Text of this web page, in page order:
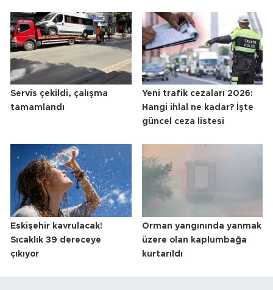
Servis çekildi, çalışma
tamamlandı
Yeni trafik cezaları 2026:
Hangi ihlal ne kadar? İşte
güncel ceza listesi
Eskişehir kavrulacak!
Sıcaklık 39 dereceye
çıkıyor
Orman yangınında yanmak
üzere olan kaplumbağa
kurtarıldı